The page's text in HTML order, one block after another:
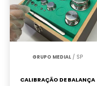
GRUPO MEDIAL/ SP
CALIBRAÇÃO DE BALANÇA